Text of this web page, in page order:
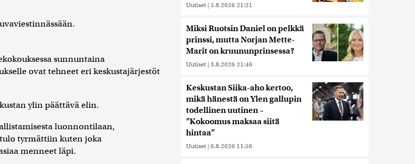
sunnuntaina
ovat tehneet eri keskustajärjestöt
ylin päättävä elin.
luonnontilaan,
tyrmättiin kuten joka
menneet läpi.
Uutiset | 5.8.2026 21:21
Miksi Ruotsin Daniel on pelkkä
prinssi, mutta Norjan Mette-
Marit on kruununprinsessa?
Uutiset | 3.8.2026 21:46
Keskustan Siika-aho kertoo,
mikä hänestä on Ylen gallupin
todellinen uutinen –
”Kokoomus maksaa siitä
hintaa”
Uutiset | 6.8.2026 11:56